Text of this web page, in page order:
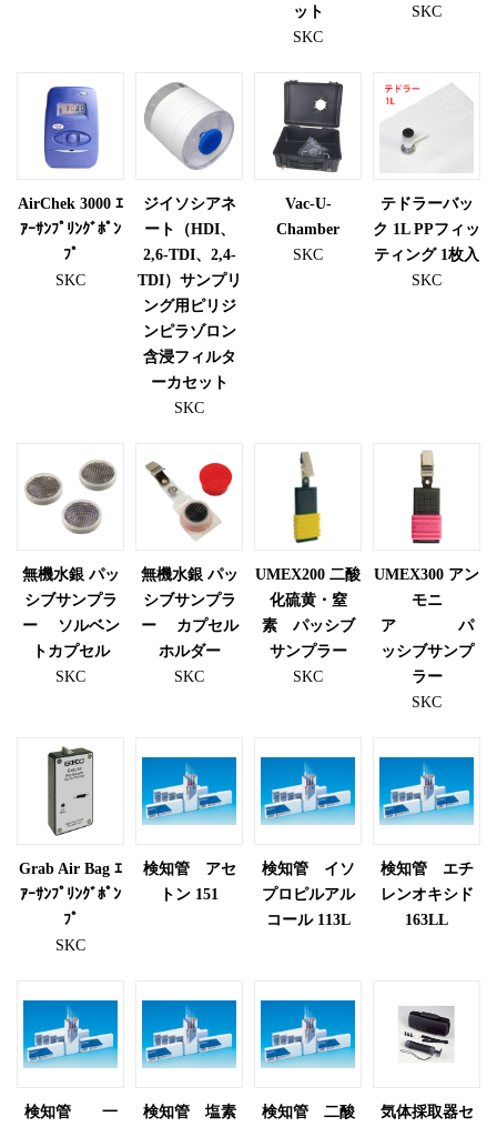
ット
SKC
SKC
AirChek 3000 ｴ
ｱｰｻﾝﾌﾟﾘﾝｸﾞﾎﾟﾝ
ﾌﾟ
SKC
ジイソシアネ
ート（HDI、
2,6-TDI、2,4-
TDI）サンプリ
ング用ピリジ
ンピラゾロン
含浸フィルタ
ーカセット
SKC
Vac-U-
Chamber
SKC
テドラーバッ
ク 1L PPフィッ
ティング 1枚入
SKC
無機水銀 パッ
シブサンプラ
ー ソルベン
トカプセル
SKC
無機水銀 パッ
シブサンプラ
ー カプセル
ホルダー
SKC
UMEX200 二酸
化硫黄・窒
素 パッシブ
サンプラー
SKC
UMEX300 アン
モニ
ア パ
ッシブサンプ
ラー
SKC
Grab Air Bag ｴ
ｱｰｻﾝﾌﾟﾘﾝｸﾞﾎﾟﾝ
ﾌﾟ
SKC
検知管 アセ
トン 151
検知管 イソ
プロピルアル
コール 113L
検知管 エチ
レンオキシド
163LL
検知管 一 検知管 塩素 検知管 二酸 気体採取器セ